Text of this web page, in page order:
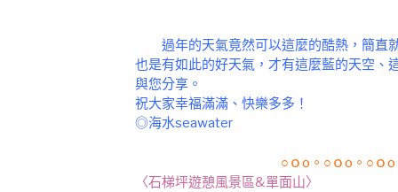
過年的天氣竟然可以這麼的酷熱，簡直
也是有如此的好天氣，才有這麼藍的天空、
與您分享。
祝大家幸福滿滿、快樂多多！
◎海水seawater
○ｏo。○ｏo。○ｏ
〈石梯坪遊憩風景區&單面山〉